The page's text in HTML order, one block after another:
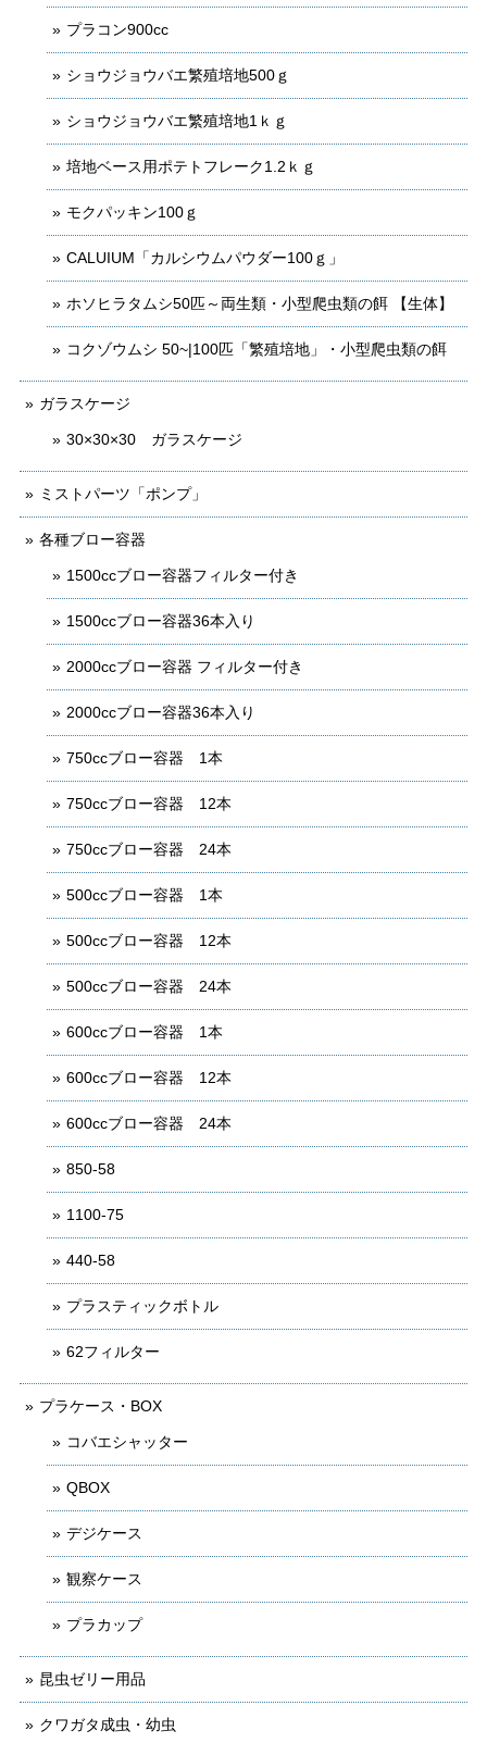
プラコン900cc
ショウジョウバエ繁殖培地500ｇ
ショウジョウバエ繁殖培地1ｋｇ
培地ベース用ポテトフレーク1.2ｋｇ
モクパッキン100ｇ
CALUIUM「カルシウムパウダー100ｇ」
ホソヒラタムシ50匹～両生類・小型爬虫類の餌 【生体】
コクゾウムシ 50~|100匹「繁殖培地」・小型爬虫類の餌
ガラスケージ
30×30×30 ガラスケージ
ミストパーツ「ポンプ」
各種ブロー容器
1500ccブロー容器フィルター付き
1500ccブロー容器36本入り
2000ccブロー容器 フィルター付き
2000ccブロー容器36本入り
750ccブロー容器 1本
750ccブロー容器 12本
750ccブロー容器 24本
500ccブロー容器 1本
500ccブロー容器 12本
500ccブロー容器 24本
600ccブロー容器 1本
600ccブロー容器 12本
600ccブロー容器 24本
850-58
1100-75
440-58
プラスティックボトル
62フィルター
プラケース・BOX
コバエシャッター
QBOX
デジケース
観察ケース
プラカップ
昆虫ゼリー用品
クワガタ成虫・幼虫